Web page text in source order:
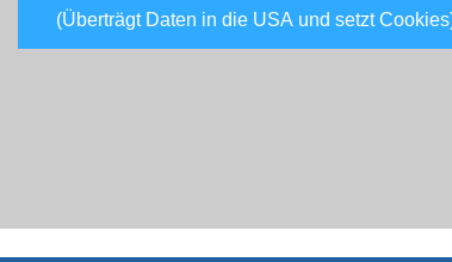
(Überträgt Daten in die USA und setzt